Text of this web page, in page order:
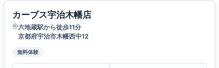
カーブス宇治木幡店
六地蔵駅から徒歩11分
京都府宇治市木幡西中12
無料体験